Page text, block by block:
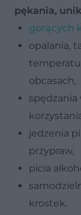
pękania,
gorących
opalania,
obcasach,
spędzania
jedzenia
przypraw,
picia
krostek.